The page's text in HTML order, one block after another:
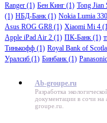
Ranger (1) Бен Кинг (1) Tong Jian
(1) НБД-Банк (1) Nokia Lumia 330
Asus ROG GR8 (1) Xiaomi Mi 4
Apple iPad Air 2 (1) ПК-Банк (1)
Тинькофф (1) Royal Bank of
Уралсиб (1) Бинбанк (1)
Ab-groupe.ru
Разработка
документации в сочи на
groupe.ru